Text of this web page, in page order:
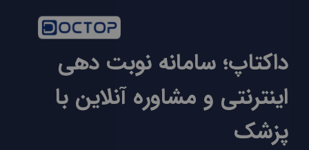
داکتاپ؛ سامانه نوبت دهی
اینترنتی و مشاوره آنلاین با
پزشک